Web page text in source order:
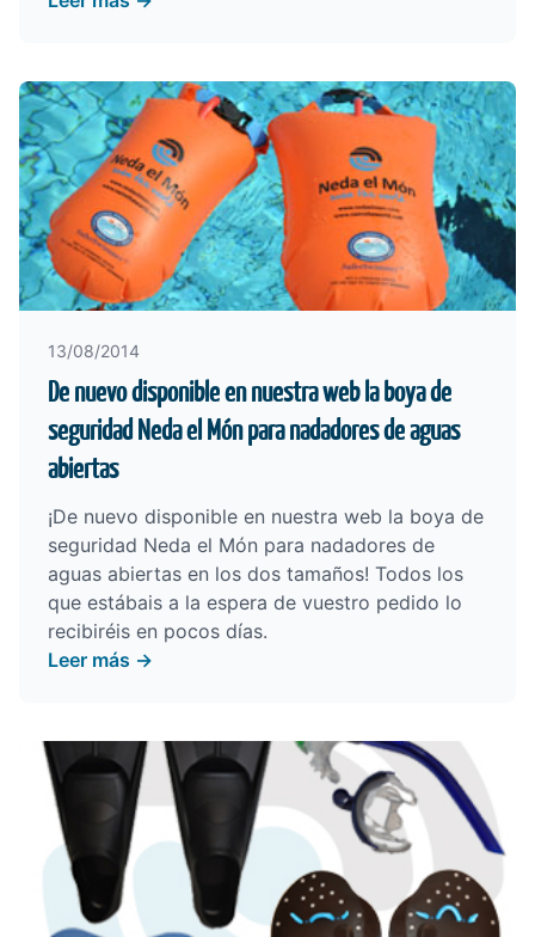
13/08/2014
De nuevo disponible en nuestra web la boya de
seguridad Neda el Món para nadadores de aguas
abiertas
¡De nuevo disponible en nuestra web la boya de
seguridad Neda el Món para nadadores de
aguas abiertas en los dos tamaños! Todos los
que estábais a la espera de vuestro pedido lo
recibiréis en pocos días.
Leer más →